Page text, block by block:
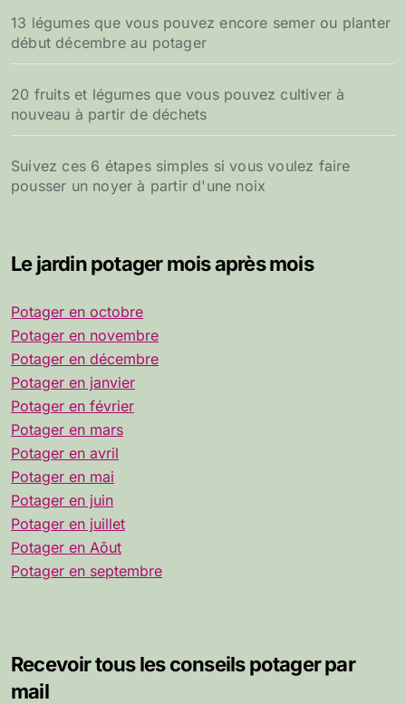
13 légumes que vous pouvez encore semer ou planter
début décembre au potager
20 fruits et légumes que vous pouvez cultiver à
nouveau à partir de déchets
Suivez ces 6 étapes simples si vous voulez faire
pousser un noyer à partir d'une noix
Le jardin potager mois après mois
Potager en octobre
Potager en novembre
Potager en décembre
Potager en janvier
Potager en février
Potager en mars
Potager en avril
Potager en mai
Potager en juin
Potager en juillet
Potager en Aôut
Potager en septembre
Recevoir tous les conseils potager par
mail